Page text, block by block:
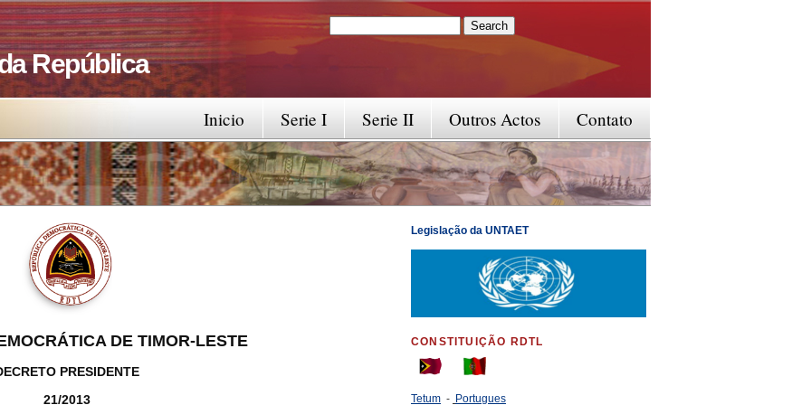
República
Search form
Contato
Outros Actos
Serie II
Serie I
Inicio
DE TIMOR-LESTE
PRESIDENTE
21/2013
Legislação da UNTAET
CONSTITUIÇÃO RDTL
Tetum - Portugues